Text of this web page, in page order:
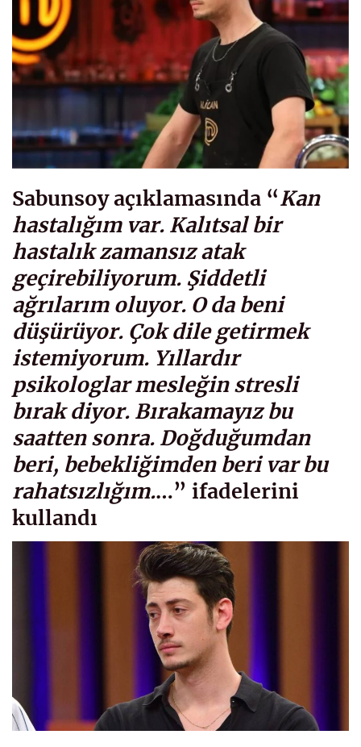
Sabunsoy açıklamasında “Kan
hastalığım var. Kalıtsal bir
hastalık zamansız atak
geçirebiliyorum. Şiddetli
ağrılarım oluyor. O da beni
düşürüyor. Çok dile getirmek
istemiyorum. Yıllardır
psikologlar mesleğin stresli
bırak diyor. Bırakamayız bu
saatten sonra. Doğduğumdan
beri, bebekliğimden beri var bu
rahatsızlığım.…” ifadelerini
kullandı